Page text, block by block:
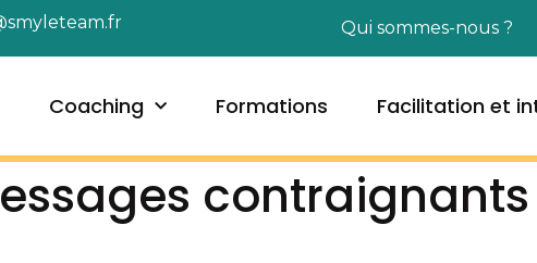
Qui sommes-nous ?
Coaching Formations Facilitation et
contraignants